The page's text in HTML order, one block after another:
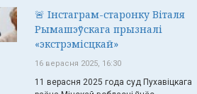
🚨 Інстаграм-старонку Віталя
Рымашэўскага прызналі
«экстрэмісцкай»
16 верасня 2025, 16:30
11 верасня 2025 года суд Пухавіцкага